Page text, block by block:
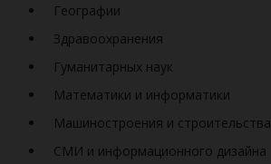
Географии
Здравоохранения
Гуманитарных наук
Математики и информатики
Машиностроения и строительства
СМИ и информационного дизайна